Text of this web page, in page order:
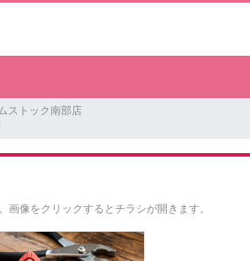
ストック南部店
画像をクリックするとチラシが開きます。